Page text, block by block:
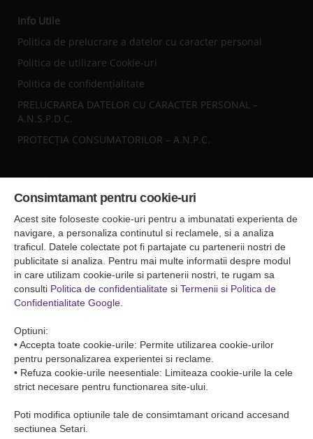
Info Utile
Politica de prelucrare a datelor cu caracter personal
Politica de utilizare Cookie-uri
Politica de confidențialitate
PRELUCRAREA DATELOR CU CARACTER PERSONAL –
A.N.S.P.D.C.
PROTECȚIA CONSUMATORILOR – A.N.P.C.
Sediul central
Falticeni ( Autogara Romfour )
str. Plutonier Ghiniţă nr.8, Fălticeni, judeţul Suceava
0040374557200
Condiții de Transport
Condițiile de transport colete
Condițiile de transport persone
Consimtamant pentru cookie-uri
Acest site foloseste cookie-uri pentru a imbunatati experienta de
navigare, a personaliza continutul si reclamele, si a analiza
traficul. Datele colectate pot fi partajate cu partenerii nostri de
publicitate si analiza. Pentru mai multe informatii despre modul
in care utilizam cookie-urile si partenerii nostri, te rugam sa
consulti Politica de confidentialitate si Termenii si Politica de
Confidentialitate Google
Optiuni:
• Accepta toate cookie-urile: Permite utilizarea cookie-urilor
pentru personalizarea experientei si reclame.
• Refuza cookie-urile neesentiale: Limiteaza cookie-urile la cele
strict necesare pentru functionarea site-ului.
Poti modifica optiunile tale de consimtamant oricand accesand
sectiunea Setari.